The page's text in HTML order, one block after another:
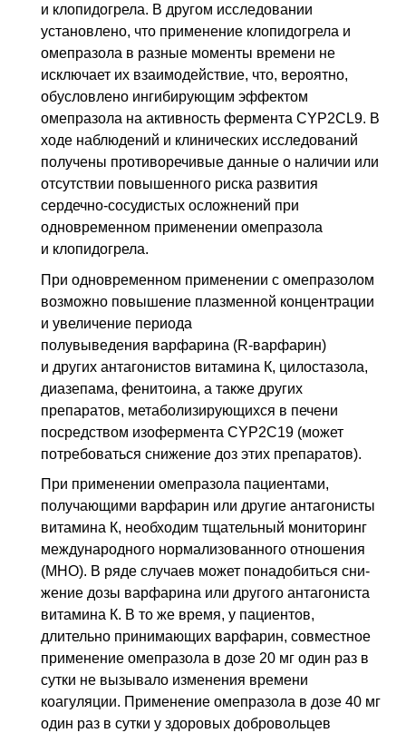
и клопидогрела. В другом исследовании
установлено, что применение клопидогрела и
омепразола в разные моменты вре­мени не
исключает их взаимодействие, что, вероятно,
обусловлено ингибирую­щим эффектом
омепразола на активность фермента CYP2CL9. В
ходе наблюде­ний и клинических исследований
получены противоречивые данные о наличии или
отсутствии повышенного риска развития
сердечно-сосудистых осложнений при
одновременном применении омепразола
и клопидогрела.
При одновременном применении с омепразолом
возможно повышение плазмен­ной концентрации
и увеличение периода
полувыведения варфарина (R-варфарин)
и других антагонистов витамина К, цилостазола,
диазепама, фенитоина, а также других
препаратов, метаболизирующихся в печени
посредством изофер­мента CYP2C19 (может
потребоваться снижение доз этих препаратов).
При применении омепразола пациентами,
получающими варфарин или другие антагонисты
витамина К, необходим тщательный мониторинг
международного нормализованного отношения
(МНО). В ряде случаев может понадобиться сни­
жение дозы варфарина или другого антагониста
витамина К. В то же время, у пациентов,
длительно принимающих варфарин, совместное
применение омепра­зола в дозе 20 мг один раз в
сутки не вызывало изменения времени
коагуляции. Применение омепразола в дозе 40 мг
один раз в сутки у здоровых добровольцев